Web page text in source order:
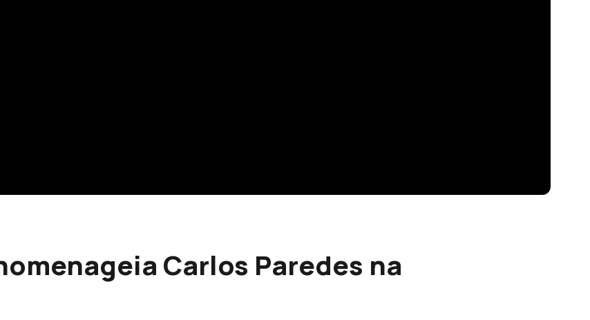
Carlos Paredes na